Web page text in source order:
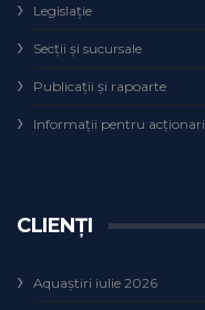
Legislaţie
Secţii şi sucursale
Publicații și rapoarte
Informații pentru acționari
CLIENȚI
Aquaștiri iulie 2026